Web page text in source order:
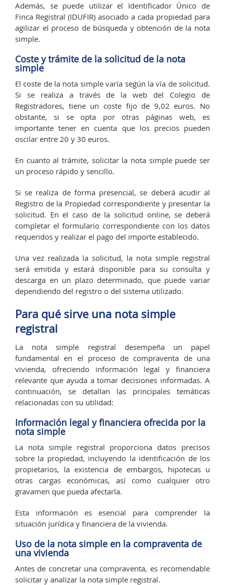
Además, se puede utilizar el Identificador Único de
Finca Registral (IDUFIR) asociado a cada propiedad para
agilizar el proceso de búsqueda y obtención de la nota
simple.
Coste y trámite de la solicitud de la nota
simple
El coste de la nota simple varía según la vía de solicitud.
Si se realiza a través de la web del Colegio de
Registradores, tiene un coste fijo de 9,02 euros. No
obstante, si se opta por otras páginas web, es
importante tener en cuenta que los precios pueden
oscilar entre 20 y 30 euros.
En cuanto al trámite, solicitar la nota simple puede ser
un proceso rápido y sencillo.
Si se realiza de forma presencial, se deberá acudir al
Registro de la Propiedad correspondiente y presentar la
solicitud. En el caso de la solicitud online, se deberá
completar el formulario correspondiente con los datos
requeridos y realizar el pago del importe establecido.
Una vez realizada la solicitud, la nota simple registral
será emitida y estará disponible para su consulta y
descarga en un plazo determinado, que puede variar
dependiendo del registro o del sistema utilizado.
Para qué sirve una nota simple
registral
La nota simple registral desempeña un papel
fundamental en el proceso de compraventa de una
vivienda, ofreciendo información legal y financiera
relevante que ayuda a tomar decisiones informadas. A
continuación, se detallan las principales temáticas
relacionadas con su utilidad:
Información legal y financiera ofrecida por la
nota simple
La nota simple registral proporciona datos precisos
sobre la propiedad, incluyendo la identificación de los
propietarios, la existencia de embargos, hipotecas u
otras cargas económicas, así como cualquier otro
gravamen que pueda afectarla.
Esta información es esencial para comprender la
situación jurídica y financiera de la vivienda.
Uso de la nota simple en la compraventa de
una vivienda
Antes de concretar una compraventa, es recomendable
solicitar y analizar la nota simple registral.